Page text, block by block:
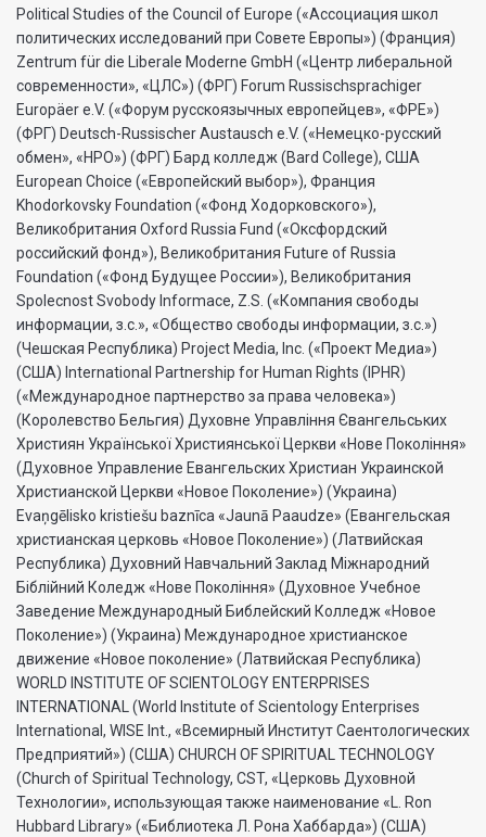
Political Studies of the Council of Europe («Ассоциация школ
политических исследований при Совете Европы») (Франция)
Zentrum für die Liberale Moderne GmbH («Центр либеральной
современности», «ЦЛС») (ФРГ) Forum Russischsprachiger
Europäer e.V. («Форум русскоязычных европейцев», «ФРЕ»)
(ФРГ) Deutsch-Russischer Austausch e.V. («Немецко-русский
обмен», «НРО») (ФРГ) Бард колледж (Bard College), США
European Choice («Европейский выбор»), Франция
Khodorkovsky Foundation («Фонд Ходорковского»),
Великобритания Oxford Russia Fund («Оксфордский
российский фонд»), Великобритания Future of Russia
Foundation («Фонд Будущее России»), Великобритания
Spolecnost Svobody Informace, Z.S. («Компания свободы
информации, з.с.», «Общество свободы информации, з.с.»)
(Чешская Республика) Project Media, Inc. («Проект Медиа»)
(США) International Partnership for Human Rights (IPHR)
(«Международное партнерство за права человека»)
(Королевство Бельгия) Духовне Управлiння Євангельських
Християн Української Християнської Церкви «Нове Поколiння»
(Духовное Управление Евангельских Христиан Украинской
Христианской Церкви «Новое Поколение») (Украина)
Evaņgēlisko kristiešu baznīca «Jaunā Paaudze» (Евангельская
христианская церковь «Новое Поколение») (Латвийская
Республика) Духовний Навчальний Заклад Міжнародний
Біблійний Коледж «Нове Покоління» (Духовное Учебное
Заведение Международный Библейский Колледж «Новое
Поколение») (Украина) Международное христианское
движение «Новое поколение» (Латвийская Республика)
WORLD INSTITUTE OF SCIENTOLOGY ENTERPRISES
INTERNATIONAL (World Institute of Scientology Enterprises
International, WISE Int., «Всемирный Институт Саентологических
Предприятий») (США) CHURCH OF SPIRITUAL TECHNOLOGY
(Church of Spiritual Technology, CST, «Церковь Духовной
Технологии», использующая также наименование «L. Ron
Hubbard Library» («Библиотека Л. Рона Хаббарда») (США)